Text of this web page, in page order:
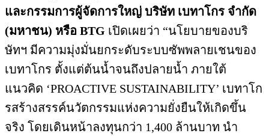
และกรรมการผู้จัดการใหญ่ บริษัท เบทาโกร จำกัด
(มหาชน) หรือ BTG เปิดเผยว่า “นโยบายของบริ
ษัทฯ มีความมุ่งมั่นยกระดับระบบซัพพลายเชนของ
เบทาโกร ตั้งแต่ต้นน้ำจนถึงปลายน้ำ ภายใต้
แนวคิด ‘PROACTIVE SUSTAINABILITY’ เบทาโก
รสร้างสรรค์นวัตกรรมแห่งความยั่งยืนให้เกิดขึ้น
จริง โดยเดินหน้าลงทุนกว่า 1,400 ล้านบาท นำ